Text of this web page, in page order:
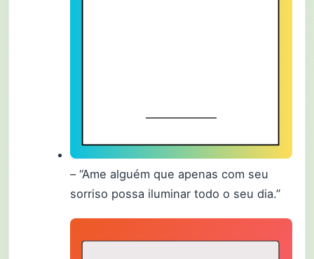
– “Ame alguém que apenas com seu
sorriso possa iluminar todo o seu dia.”